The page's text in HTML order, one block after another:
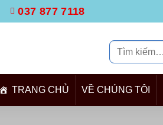
037 877 7118
Tìm
kiếm:
TRANG CHỦ VỀ CHÚNG TÔI